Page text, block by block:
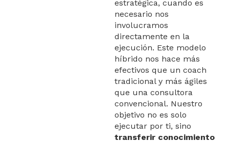
estratégica, cuando es
necesario nos
involucramos
directamente en la
ejecución. Este modelo
híbrido nos hace más
efectivos que un coach
tradicional y más ágiles
que una consultora
convencional. Nuestro
objetivo no es solo
ejecutar por ti, sino
transferir conocimiento